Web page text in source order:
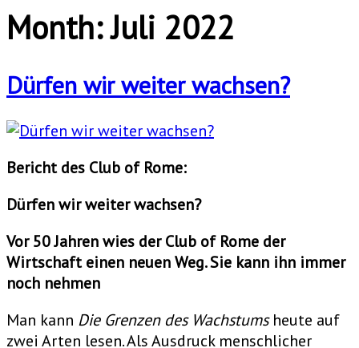
Month:Juli 2022
Dürfen wir weiter wachsen?
Bericht des Club of Rome:
Dürfen wir weiter wachsen?
Vor 50 Jahren wies der Club of Rome der
Wirtschaft einen neuen Weg. Sie kann ihn immer
noch nehmen
Man kann Die Grenzen des Wachstumsheute auf
zwei Arten lesen. Als Ausdruck menschlicher